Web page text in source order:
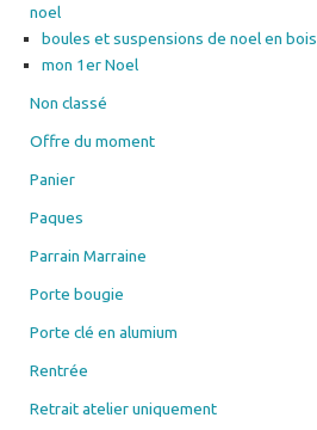
noel
boules et suspensions de noel en bois
mon 1er Noel
Non classé
Offre du moment
Panier
Paques
Parrain Marraine
Porte bougie
Porte clé en alumium
Rentrée
Retrait atelier uniquement